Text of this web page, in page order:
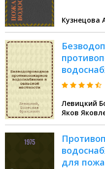
Кузнецова
местности
Левицкий
Яков
для